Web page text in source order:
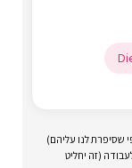
שסיפרת לנו עליהם)
(זה יחליט